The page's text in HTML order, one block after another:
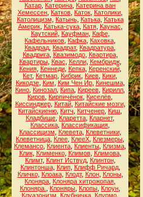
Катар Катерина Катерина ван
Хемессен Катков Каток Католики
Католицизм
Катынь, Катька, Катька
Америк, Катька-сука, Катя, Каунас
Каутский, Кауфман, Кафе,
Кафельников Кафка Каховка
Квадрад Квадрат, Квадратура
Квадрига, Квазимодо, Квартира,
Квартиры, Квас Келли, Кембридж,
Кения, Кеннеди, Кепка, Керенский,
Кет, Кетмар Кибрик Киев Кики
Кикодзе, Ким Ким Чен Ир, Кинешма,
Кино Кинозал Кипа Киреев Кирилл
Киров Кирпичёнок Киселёв
Киссинджер, Китай, Китайские мозги,
Китайскиеню Китч Китченер Киш
Кладбище Кларетта Кларнет,
Классика Классификация
Классицизм
Клевета, Клеветники,
Клеветница Клее КлееХ Клезмеры
Клемансо Клиента Клиенты Клизма
Клик, Клименко, Климов, Климова,
Климт, Клинт Иствуд, Клинтон,
Клинтонша, Клип, Клифф Ричард,
Кличко, Клоака, Клодт, Клон, Клоны,
Клоняра Клоняра хитрожопая
Клоняра.
Клоняры Клопы Клоун
Клуазонизм
Клубничка Клурмо